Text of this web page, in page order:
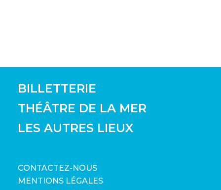
BILLETTERIE
THÉÂTRE DE LA MER
LES AUTRES LIEUX
CONTACTEZ-NOUS
MENTIONS LÉGALES